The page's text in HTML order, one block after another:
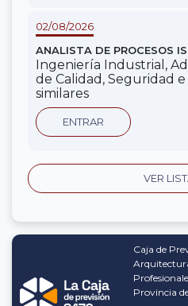
02/08/2026
ANALISTA DE PROCESOS
Ingeniería Industrial,
de Calidad, Seguridad
similares
ENTRAR
VER
Caja de
Provincia